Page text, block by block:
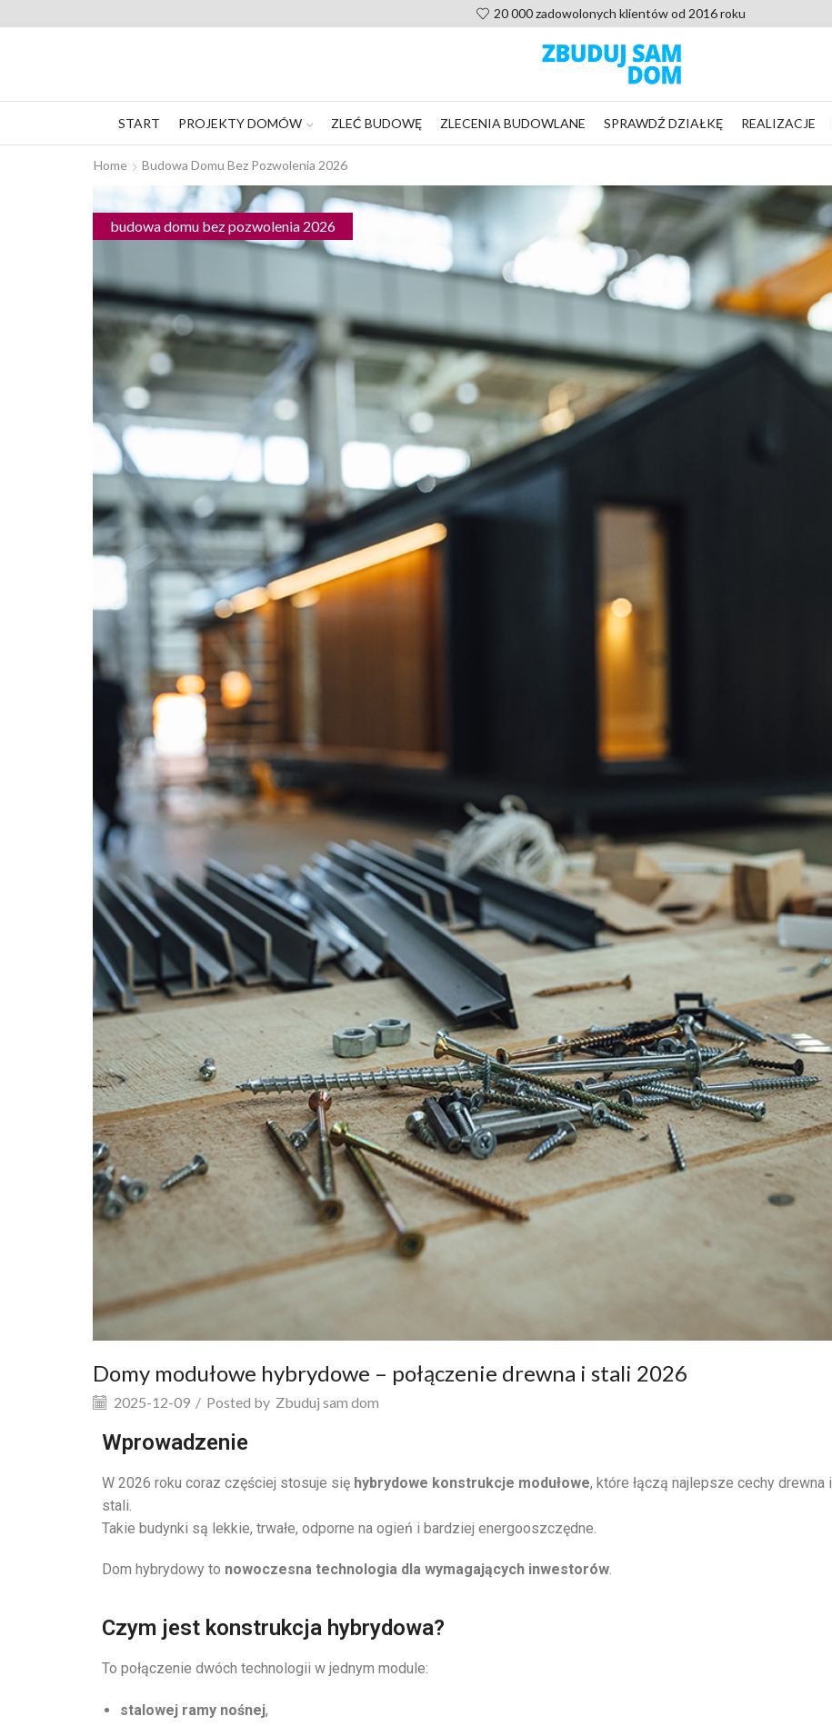
Pomoc po zakupie projektu, nie zostaniesz sam
START PROJEKTY DOMÓW ZLEĆ BUDOWĘ ZLECENIA BUDOWLANE SPRAWDŹ DZIAŁKĘ REALIZACJE
Home Budowa Domu Bez Pozwolenia 2026
budowa domu bez pozwolenia 2026
Domy modułowe hybrydowe – połączenie drewna i stali 2026
2025-12-09 / Posted by Zbuduj sam dom
Wprowadzenie
W 2026 roku coraz częściej stosuje się hybrydowe konstrukcje modułowe, które łączą najlepsze cechy drewna i
stali.
Takie budynki są lekkie, trwałe, odporne na ogień i bardziej energooszczędne.
Dom hybrydowy to nowoczesna technologia dla wymagających inwestorów.
Czym jest konstrukcja hybrydowa?
To połączenie dwóch technologii w jednym module:
stalowej ramy nośnej,